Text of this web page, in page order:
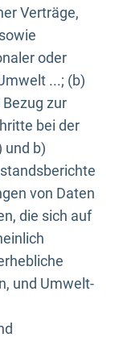
Verträge,
oder
...; (b)
zur
bei der
und b)
von Daten
die sich auf
und Umwelt-